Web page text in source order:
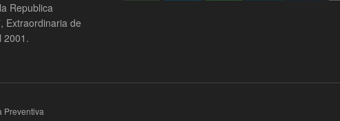
Republica
Extraordinaria de
2001.
Preventiva